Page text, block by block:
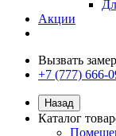
Акции
Вызвать
+7 (777) 666-
Назад
Каталог